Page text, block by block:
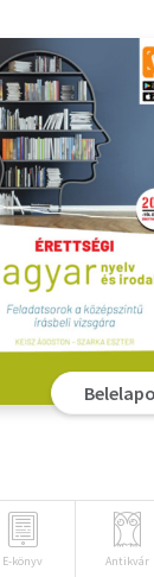
E-könyv Antikvár